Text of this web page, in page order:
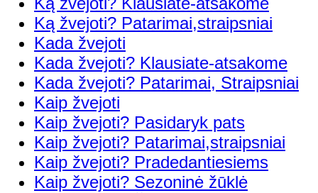
Ką žvejoti? Patarimai,straipsniai
Kada žvejoti
Kada žvejoti? Klausiate-atsakome
Kada žvejoti? Patarimai, Straipsniai
Kaip žvejoti
Kaip žvejoti? Pasidaryk pats
Kaip žvejoti? Patarimai,straipsniai
Kaip žvejoti? Pradedantiesiems
Kaip žvejoti? Sezoninė žūklė